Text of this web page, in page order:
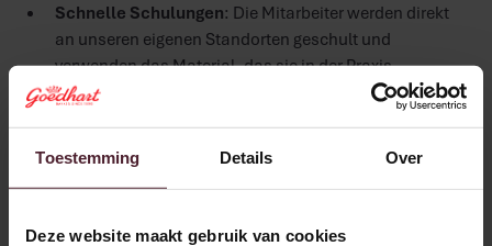
Toestemming Details Over
Deze website maakt gebruik van cookies
Schnelle Schulungen: Die Mitarbeiter werden direkt
an unseren eigenen Standorten geschult und
verwenden das Material, das sie in der Praxis
verwenden.
Flexibilität: Wir legen den Zeitplan selbst fest,
zugeschnitten auf unsere betrieblichen Bedürfnisse.
Umfeld von entscheidender Bedeutung ist.